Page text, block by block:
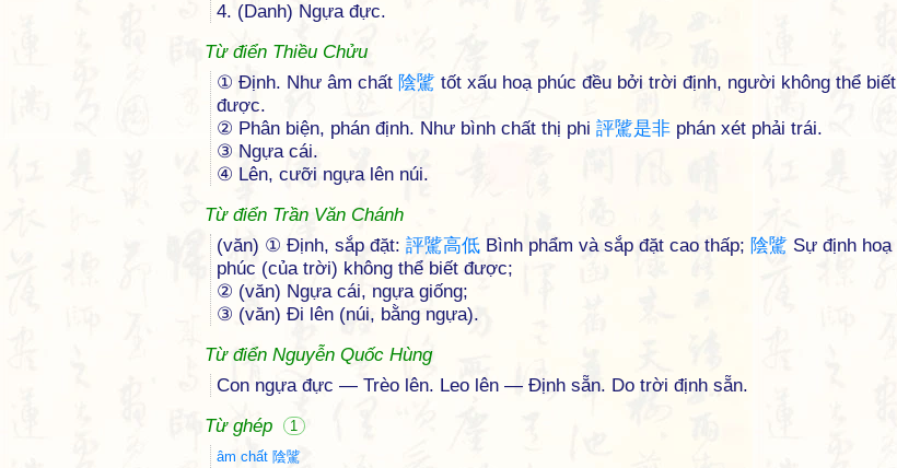
4. (Danh) Ngựa đực.
Từ điển Thiều Chửu
① Ðịnh. Như âm chất 陰騭 tốt xấu hoạ phúc đều bởi trời định, người không thể biết
được.
② Phân biện, phán định. Như bình chất thị phi 評騭是非 phán xét phải trái.
③ Ngựa cái.
④ Lên, cưỡi ngựa lên núi.
Từ điển Trần Văn Chánh
(văn) ① Định, sắp đặt: 評騭高低 Bình phẩm và sắp đặt cao thấp; 陰騭 Sự định hoạ
phúc (của trời) không thể biết được;
② (văn) Ngựa cái, ngựa giống;
③ (văn) Đi lên (núi, bằng ngựa).
Từ điển Nguyễn Quốc Hùng
Con ngựa đực — Trèo lên. Leo lên — Định sẵn. Do trời định sẵn.
Từ ghép
1
âm chất 陰騭